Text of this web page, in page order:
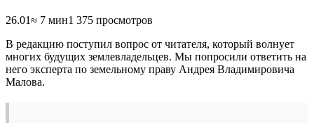
26.01≈ 7 мин1 375 просмотров
В редакцию поступил вопрос от читателя, который волнует
многих будущих землевладельцев. Мы попросили ответить на
него эксперта по земельному праву Андрея Владимировича
Малова.